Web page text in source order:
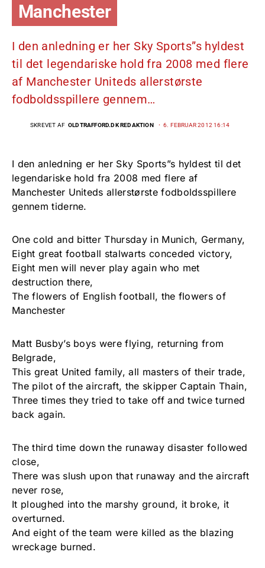
Manchester
I den anledning er her Sky Sports”s hyldest
til det legendariske hold fra 2008 med flere
af Manchester Uniteds allerstørste
fodboldsspillere gennem…
SKREVET AF OLDTRAFFORD.DK REDAKTION 6. FEBRUAR 2012 16:14
I den anledning er her Sky Sports”s hyldest til det
legendariske hold fra 2008 med flere af
Manchester Uniteds allerstørste fodboldsspillere
gennem tiderne.
One cold and bitter Thursday in Munich, Germany,
Eight great football stalwarts conceded victory,
Eight men will never play again who met
destruction there,
The flowers of English football, the flowers of
Manchester
Matt Busby’s boys were flying, returning from
Belgrade,
This great United family, all masters of their trade,
The pilot of the aircraft, the skipper Captain Thain,
Three times they tried to take off and twice turned
back again.
The third time down the runaway disaster followed
close,
There was slush upon that runaway and the aircraft
never rose,
It ploughed into the marshy ground, it broke, it
overturned.
And eight of the team were killed as the blazing
wreckage burned.